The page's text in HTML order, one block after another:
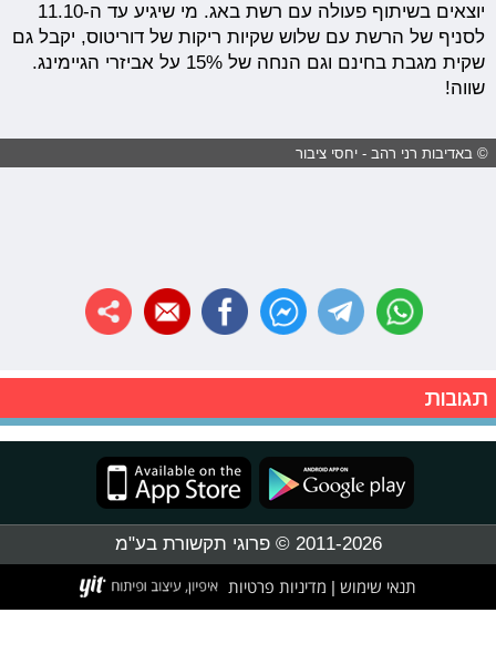
יוצאים בשיתוף פעולה עם רשת באג. מי שיגיע עד ה-11.10
לסניף של הרשת עם שלוש שקיות ריקות של דוריטוס, יקבל גם
שקית מגבת בחינם וגם הנחה של 15% על אביזרי הגיימינג.
שווה!
© באדיבות רני רהב - יחסי ציבור
תגובות
2011-2026 © פרוגי תקשורת בע"מ
תנאי שימוש | מדיניות פרטיות